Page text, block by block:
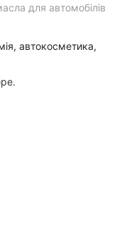
для автомобілів
автокосметика,